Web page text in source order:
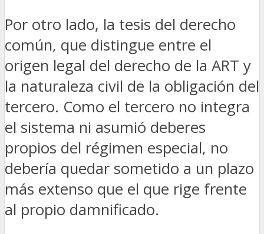
Por otro lado, la tesis del derecho
común, que distingue entre el
origen legal del derecho de la ART y
la naturaleza civil de la obligación del
tercero. Como el tercero no integra
el sistema ni asumió deberes
propios del régimen especial, no
debería quedar sometido a un plazo
más extenso que el que rige frente
al propio damnificado.